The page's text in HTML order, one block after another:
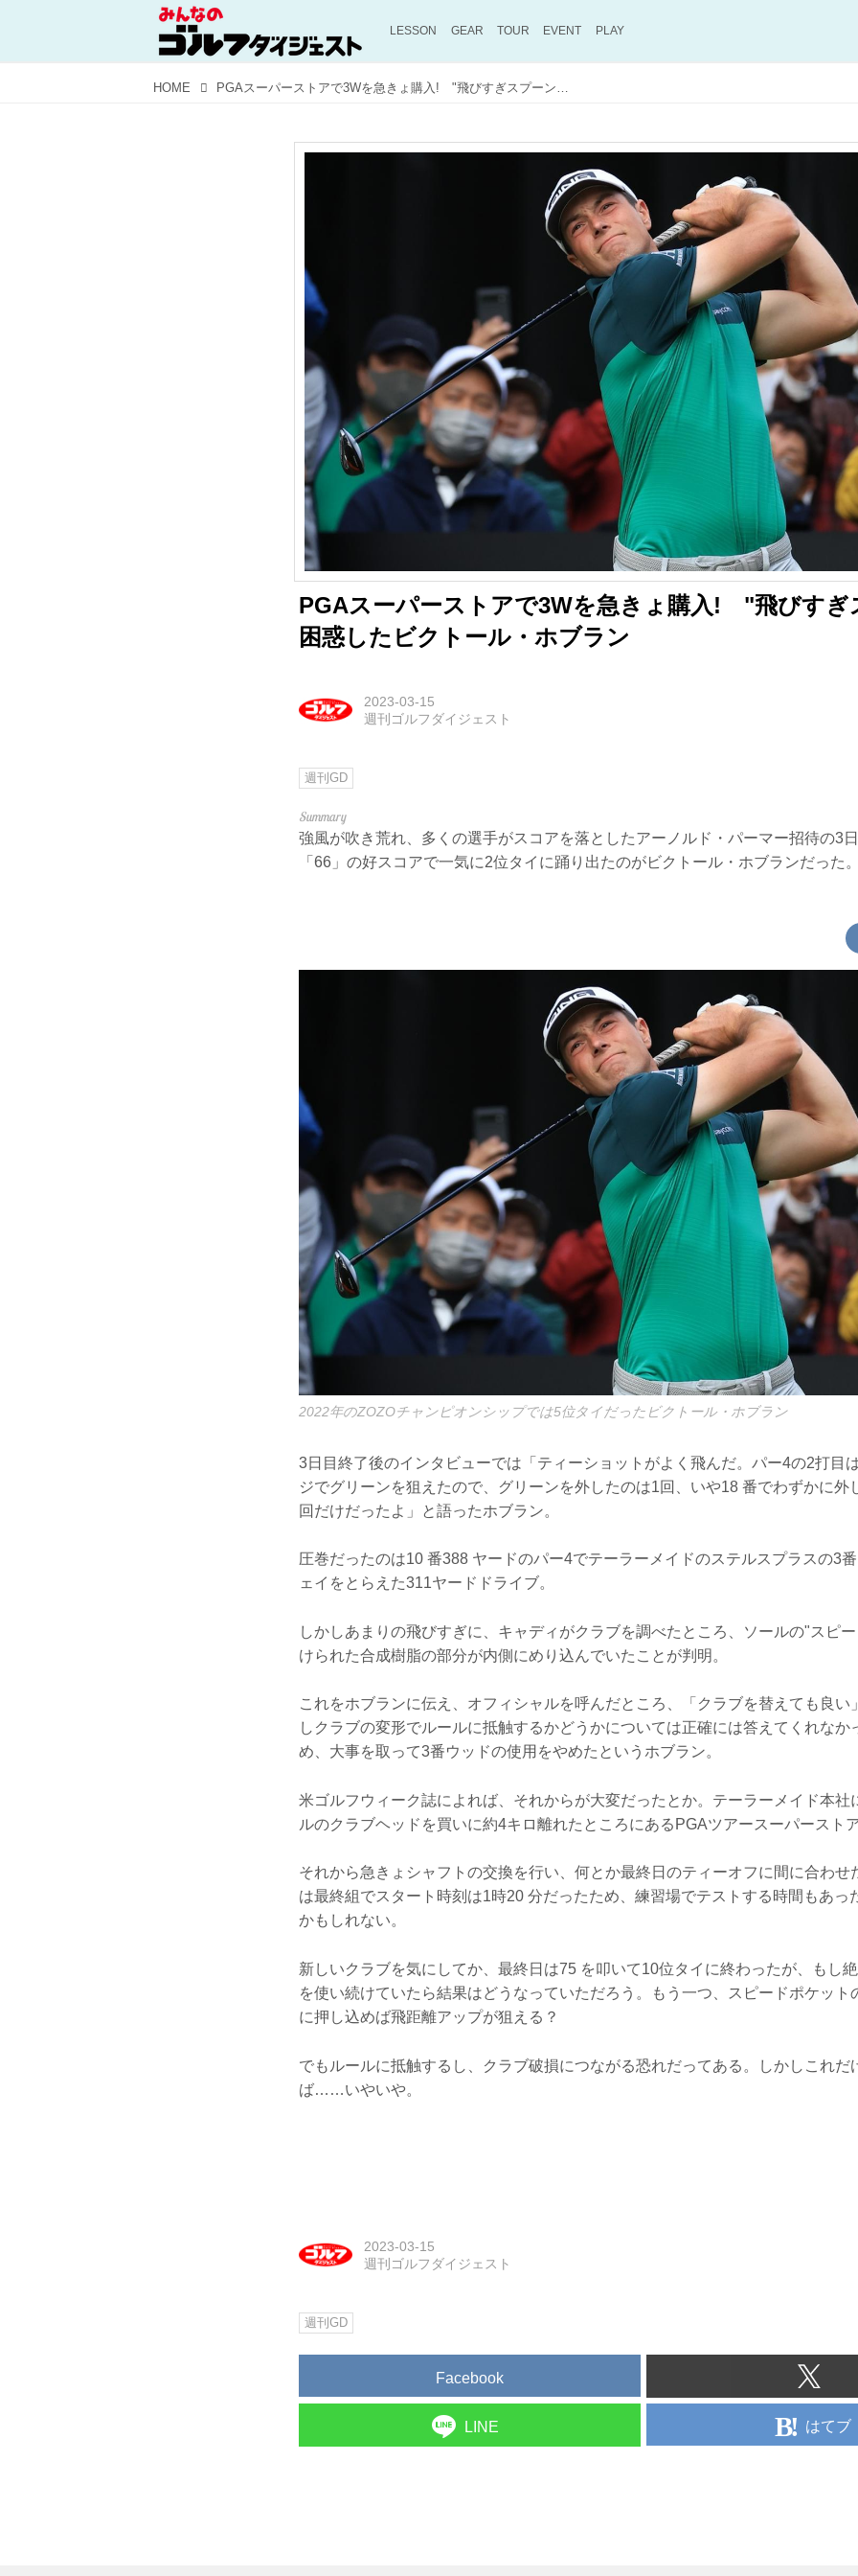
LESSON GEAR TOUR EVENT PLAY
HOME PGAスーパーストアで3Wを急きょ購入! "飛びすぎスプーン"に困惑したビクトール・ホブラン
PGAスーパーストアで3Wを急きょ購入! "飛びすぎ
困惑したビクトール・ホブラン
2023-03-15
週刊ゴルフダイジェスト
週刊GD
強風が吹き荒れ、多くの選手がスコアを落としたアーノルド・パーマー招待の3
「66」の好スコアで一気に2位タイに踊り出たのがビクトール・ホブランだった
2022年のZOZOチャンピオンシップでは5位タイだったビクトール・ホブラン
3日目終了後のインタビューでは「ティーショットがよく飛んだ。パー4の2打目
ジでグリーンを狙えたので、グリーンを外したのは1回、いや18 番でわずかに外
回だけだったよ」と語ったホブラン。
圧巻だったのは10 番388 ヤードのパー4でテーラーメイドのステルスプラスの3
ェイをとらえた311ヤードドライブ。
しかしあまりの飛びすぎに、キャディがクラブを調べたところ、ソールの"スピ
けられた合成樹脂の部分が内側にめり込んでいたことが判明。
これをホブランに伝え、オフィシャルを呼んだところ、「クラブを替えても良い
しクラブの変形でルールに抵触するかどうかについては正確には答えてくれなか
め、大事を取って3番ウッドの使用をやめたというホブラン。
米ゴルフウィーク誌によれば、それからが大変だったとか。テーラーメイド本社
ルのクラブヘッドを買いに約4キロ離れたところにあるPGAツアースーパースト
それから急きょシャフトの交換を行い、何とか最終日のティーオフに間に合わせ
は最終組でスタート時刻は1時20 分だったため、練習場でテストする時間もあっ
かもしれない。
新しいクラブを気にしてか、最終日は75 を叩いて10位タイに終わったが、もし
を使い続けていたら結果はどうなっていただろう。もう一つ、スピードポケット
に押し込めば飛距離アップが狙える？
でもルールに抵触するし、クラブ破損につながる恐れだってある。しかしこれだ
ば……いやいや。
2023-03-15
週刊ゴルフダイジェスト
週刊GD
Facebook
LINE はてブ